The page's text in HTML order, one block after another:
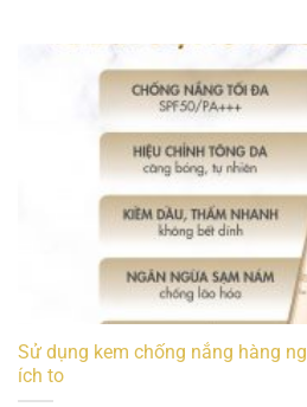
Sử dụng kem chống nắng hàng
ích to